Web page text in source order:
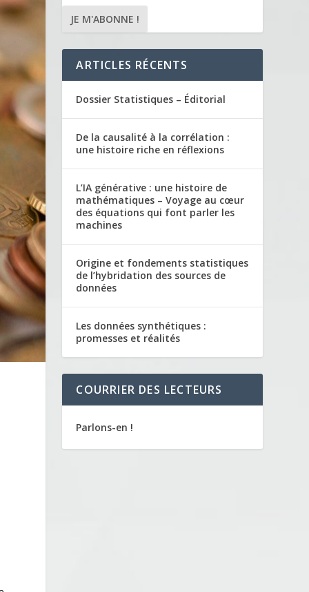
ARTICLES RÉCENTS
Dossier Statistiques – Éditorial
De la causalité à la corrélation :
une histoire riche en réflexions
L’IA générative : une histoire de
mathématiques – Voyage au cœur
des équations qui font parler les
machines
Origine et fondements statistiques
de l’hybridation des sources de
données
Les données synthétiques :
promesses et réalités
COURRIER DES LECTEURS
Parlons-en !